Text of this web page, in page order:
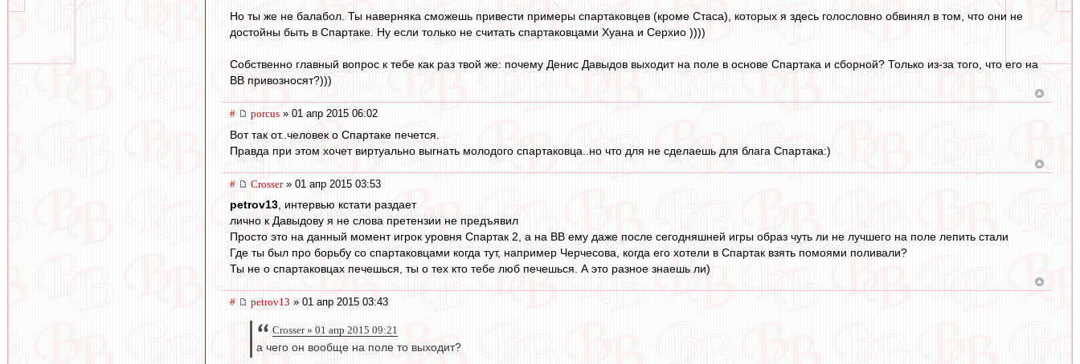
Но ты же не балабол. Ты наверняка сможешь привести примеры спартаковцев (кроме Стаса), которых я здесь голословно обвинял в том, что они не
достойны быть в Спартаке. Ну если только не считать спартаковцами Хуана и Серхио ))))
Собственно главный вопрос к тебе как раз твой же: почему Денис Давыдов выходит на поле в основе Спартака и сборной? Только из-за того, что его на
ВВ привозносят?)))
# porcus » 01 апр 2015 06:02
Вот так от..человек о Спартаке печется.
Правда при этом хочет виртуально выгнать молодого спартаковца..но что для не сделаешь для блага Спартака:)
# Crosser» 01 апр 2015 03:53
petrov13, интервью кстати раздает
лично к Давыдову я не слова претензии не предъявил
Просто это на данный момент игрок уровня Спартак 2, а на ВВ ему даже после сегодняшней игры образ чуть ли не лучшего на поле лепить стали
Где ты был про борьбу со спартаковцами когда тут, например Черчесова, когда его хотели в Спартак взять помоями поливали?
Ты не о спартаковцах печешься, ты о тех кто тебе люб печешься. А это разное знаешь ли)
# petrov13 » 01 апр 2015 03:43
Crosser » 01 апр 2015 09:21
а чего он вообще на поле то выходит?